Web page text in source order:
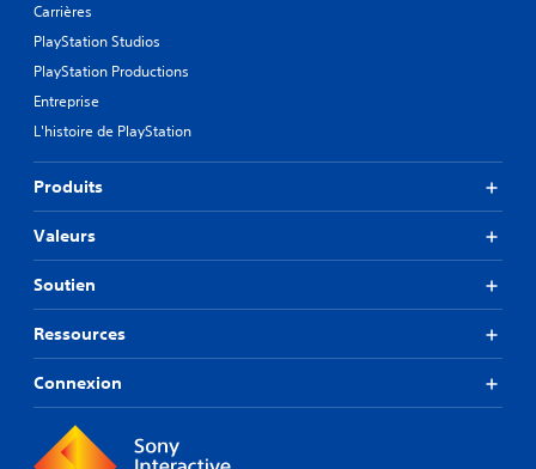
Carrières
PlayStation Studios
PlayStation Productions
Entreprise
L'histoire de PlayStation
Produits
Valeurs
Soutien
Ressources
Connexion